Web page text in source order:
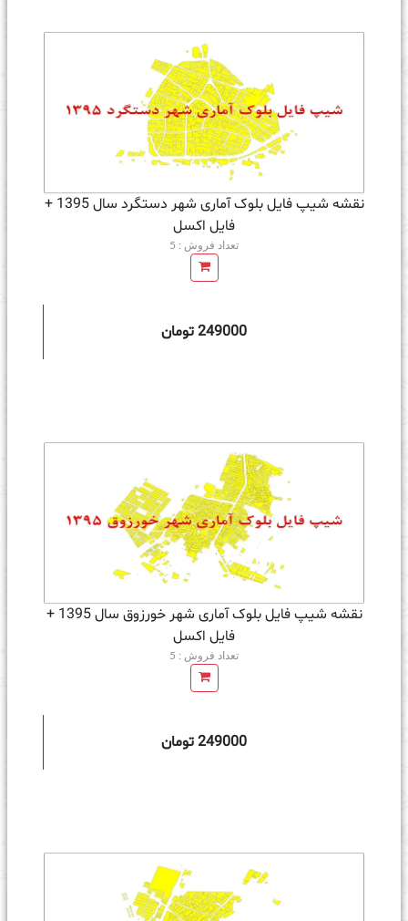
نقشه شیپ فایل بلوک آماری شهر دستگرد سال 1395 +
فايل اكسل
تعداد فروش : 5
249000 تومان
نقشه شیپ فایل بلوک آماری شهر خورزوق سال 1395 +
فايل اكسل
تعداد فروش : 5
249000 تومان